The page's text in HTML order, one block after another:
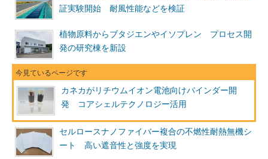
証実験開始 耐風性能などを検証
植物原料からブタジエンやイソプレン プロセス開
発の研究棟を新設
カネカがリチウムイオン電池向けバインダー開
発 コアシェルテクノロジー活用
セルロースナノファイバー複合の不燃性耐熱無機シ
ート 高い遮音性と強度を実現